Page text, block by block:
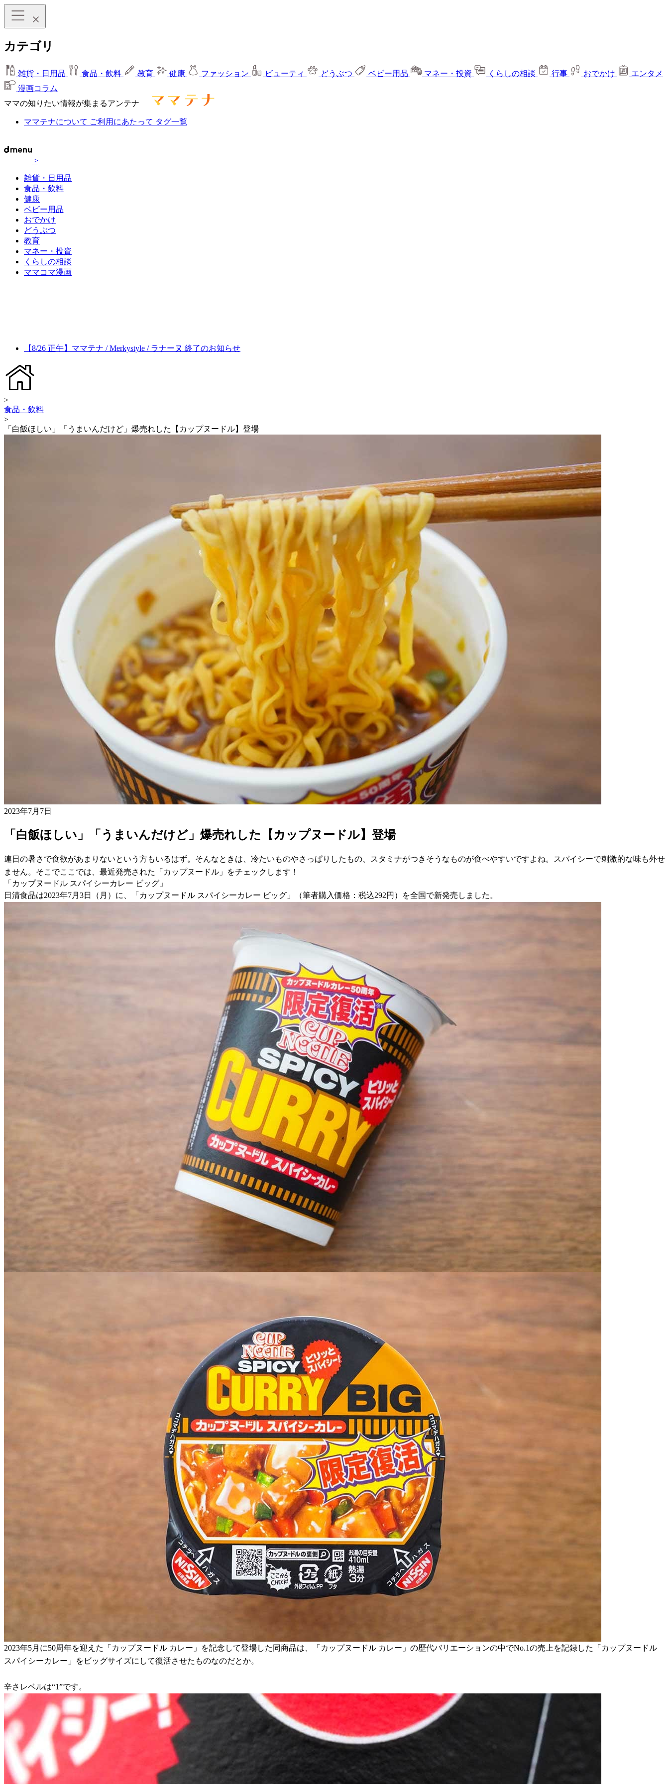
カテゴリ
雑貨・日用品 食品・飲料 教育 健康 ファッション ビューティ どうぶつ ベビー用品 マネー・投資 くらしの相談 行事 おでかけ
エンタメ
漫画コラム
ママの知りたい情報が集まるアンテナ
ママテナについて ご利用にあたって タグ一覧
>
雑貨・日用品
食品・飲料
健康
ベビー用品
おでかけ
どうぶつ
教育
マネー・投資
くらしの相談
ママコマ漫画
【8/26 正午】ママテナ / Merkystyle / ラナーヌ 終了のお知らせ
>
食品・飲料
>
「白飯ほしい」「うまいんだけど」爆売れした【カップヌードル】登場
2023年7月7日
「白飯ほしい」「うまいんだけど」爆売れした【カップヌードル】登場
連日の暑さで食欲があまりないという方もいるはず。そんなときは、冷たいものやさっぱりしたもの、スタミナがつきそうなものが食べやすいですよね。スパイシーで刺激的な味も外せ
ません。そこでここでは、最近発売された「カップヌードル」をチェックします！
「カップヌードル スパイシーカレー ビッグ」
日清食品は2023年7月3日（月）に、「カップヌードル スパイシーカレー ビッグ」（筆者購入価格：税込292円）を全国で新発売しました。
2023年5月に50周年を迎えた「カップヌードル カレー」を記念して登場した同商品は、「カップヌードル カレー」の歴代バリエーションの中でNo.1の売上を記録した「カップヌードル
スパイシーカレー」をビッグサイズにして復活させたものなのだとか。
辛さレベルは“1”です。